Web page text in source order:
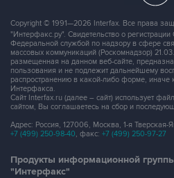
Copyright © 1991—2026 Interfax. Все права
"Интерфакс.ру". Свидетельство о
Федеральной службой по надзору в сфере
массовых коммуникаций (Роскомнадзор)
размещенная на данном веб-сайте,
пользования и не подлежит дальнейшему
распространению в какой-либо форме, иначе
Интерфакса.
Сайт Interfax.ru (далее – сайт) использует
сайтом, Вы соглашаетесь на сбор и
Адрес: Россия, 127006, Москва, 1-я Тверская-
+7 (499) 250-98-40, факс: +7 (499) 250-97-27
Продукты информационной
"Интерфакс"